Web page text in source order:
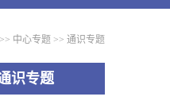
>> 中心专题 >> 通识专题
识专题